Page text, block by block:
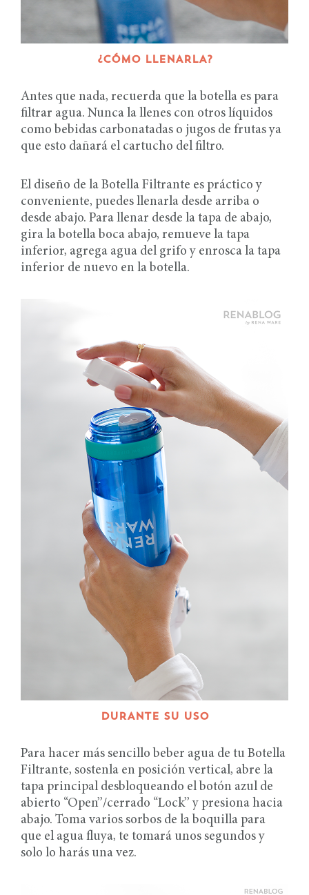
¿CÓMO LLENARLA?
Antes que nada, recuerda que la botella es para
filtrar agua. Nunca la llenes con otros líquidos
como bebidas carbonatadas o jugos de frutas ya
que esto dañará el cartucho del filtro.
El diseño de la Botella Filtrante es práctico y
conveniente, puedes llenarla desde arriba o
desde abajo. Para llenar desde la tapa de abajo,
gira la botella boca abajo, remueve la tapa
inferior, agrega agua del grifo y enrosca la tapa
inferior de nuevo en la botella.
DURANTE SU USO
Para hacer más sencillo beber agua de tu Botella
Filtrante, sostenla en posición vertical, abre la
tapa principal desbloqueando el botón azul de
abierto “Open”/cerrado “Lock” y presiona hacia
abajo. Toma varios sorbos de la boquilla para
que el agua fluya, te tomará unos segundos y
solo lo harás una vez.